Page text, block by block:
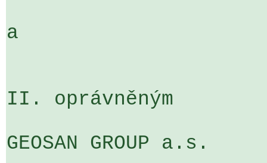
a
II. oprávněným
GEOSAN GROUP a.s.